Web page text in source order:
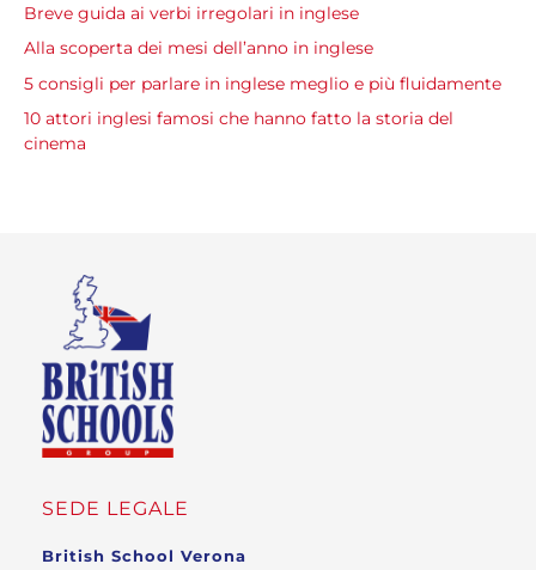
Breve guida ai verbi irregolari in inglese
Alla scoperta dei mesi dell’anno in inglese
5 consigli per parlare in inglese meglio e più fluidamente
10 attori inglesi famosi che hanno fatto la storia del
cinema
SEDE LEGALE
British School Verona